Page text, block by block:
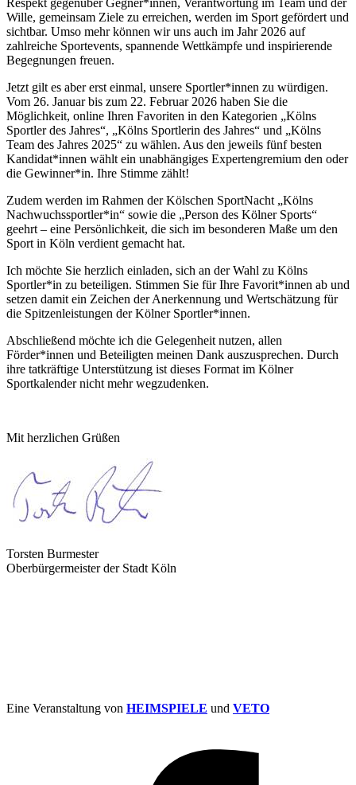
Respekt gegenüber Gegner*innen, Verantwortung im Team und der
Wille, gemeinsam Ziele zu erreichen, werden im Sport gefördert und
sichtbar. Umso mehr können wir uns auch im Jahr 2026 auf
zahlreiche Sportevents, spannende Wettkämpfe und inspirierende
Begegnungen freuen.
Jetzt gilt es aber erst einmal, unsere Sportler*innen zu würdigen.
Vom 26. Januar bis zum 22. Februar 2026 haben Sie die
Möglichkeit, online Ihren Favoriten in den Kategorien „Kölns
Sportler des Jahres“, „Kölns Sportlerin des Jahres“ und „Kölns
Team des Jahres 2025“ zu wählen. Aus den jeweils fünf besten
Kandidat*innen wählt ein unabhängiges Expertengremium den oder
die Gewinner*in. Ihre Stimme zählt!
Zudem werden im Rahmen der Kölschen SportNacht „Kölns
Nachwuchssportler*in“ sowie die „Person des Kölner Sports“
geehrt – eine Persönlichkeit, die sich im besonderen Maße um den
Sport in Köln verdient gemacht hat.
Ich möchte Sie herzlich einladen, sich an der Wahl zu Kölns
Sportler*in zu beteiligen. Stimmen Sie für Ihre Favorit*innen ab und
setzen damit ein Zeichen der Anerkennung und Wertschätzung für
die Spitzenleistungen der Kölner Sportler*innen.
Abschließend möchte ich die Gelegenheit nutzen, allen
Förder*innen und Beteiligten meinen Dank auszusprechen. Durch
ihre tatkräftige Unterstützung ist dieses Format im Kölner
Sportkalender nicht mehr wegzudenken.
Mit herzlichen Grüßen
Torsten Burmester
Oberbürgermeister der Stadt Köln
Eine Veranstaltung von HEIMSPIELE und VETO